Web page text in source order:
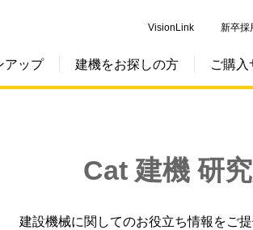
VisionLink 新卒採
アップ 建機をお探しの方 ご購入
Cat 建機 研
建設機械に関してのお役立ち情報をご提